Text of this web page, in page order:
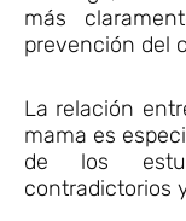
más
prevención del
La relación
mama es
de los
contradictorios